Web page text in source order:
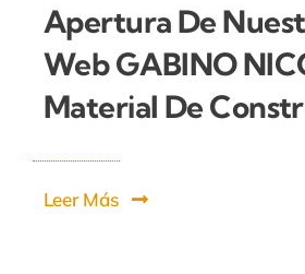
Apertura De
Web GABINO
Material De
Leer Más